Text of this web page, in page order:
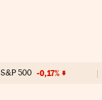
S&P 500 -0,17%